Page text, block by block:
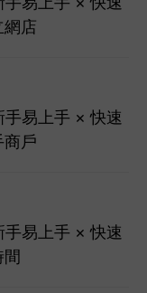
網店
手易上手 × 快速
商戶
手易上手 × 快速